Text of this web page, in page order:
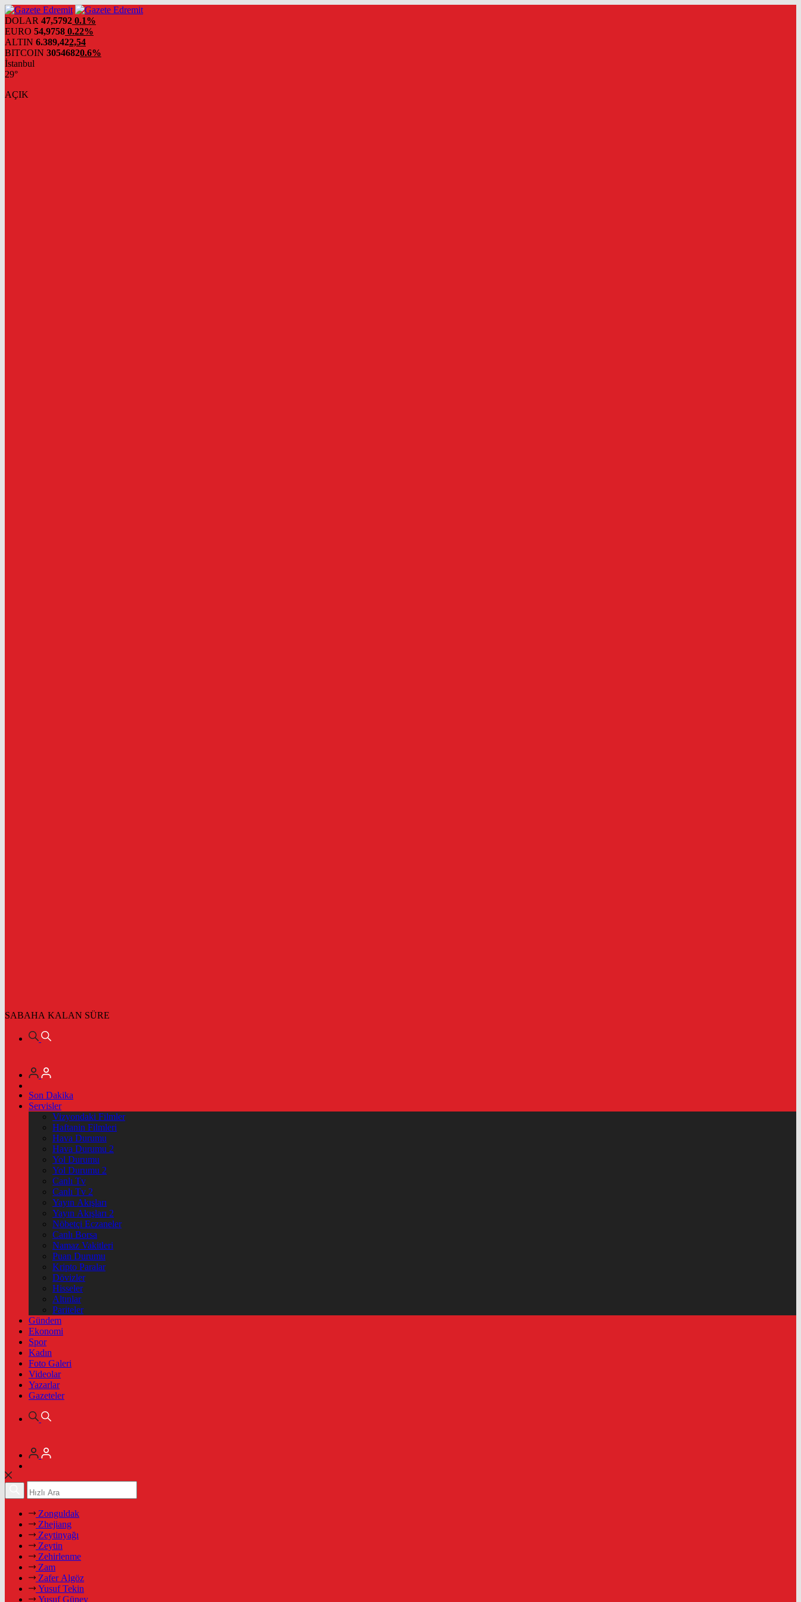
DOLAR 47,5792 0.1%
EURO 54,9758 0.22%
ALTIN 6.389,422,54
BITCOIN 30546820.6%
İstanbul
29°
AÇIK
SABAHA KALAN SÜRE
Son Dakika
Servisler
Vizyondaki Filmler
Haftanin Filmleri
Hava Durumu
Hava Durumu 2
Yol Durumu
Yol Durumu 2
Canlı Tv
Canlı Tv 2
Yayın Akışları
Yayın Akışları 2
Nöbetçi Eczaneler
Canlı Borsa
Namaz Vakitleri
Puan Durumu
Kripto Paralar
Dövizler
Hisseler
Altınlar
Pariteler
Gündem
Ekonomi
Spor
Kadın
Foto Galeri
Videolar
Yazarlar
Gazeteler
Zonguldak
Zhejiang
Zeytinyağı
Zeytin
Zehirlenme
Zam
Zafer Algöz
Yusuf Tekin
Yusuf Güney